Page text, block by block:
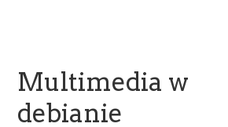
Multimedia w
debianie